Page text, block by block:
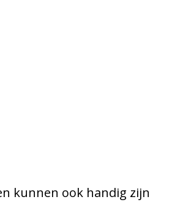
kunnen ook handig zijn